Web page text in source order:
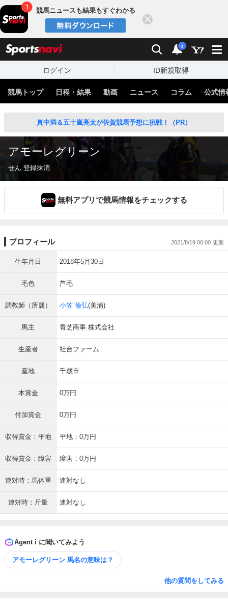
競馬ニュースも結果もすぐわかる
検索 通知
i
ログイン ID新規取得
競馬トップ 日程・結果 動画 ニュース コラム 公式情
真中満＆五十嵐亮太が佐賀競馬予想に挑戦！（PR）
アモーレグリーン
せん 登録抹消
無料アプリで競馬情報をチェックする
プロフィール 2021/8/19 00:00
生年月日 2018年5月30日
毛色 芦毛
調教師（所属） 小笠 倫弘(美浦)
馬主 青芝商事 株式会社
生産者 社台ファーム
産地 千歳市
本賞金 0万円
付加賞金 0万円
収得賞金：平地 平地：0万円
収得賞金：障害 障害：0万円
連対時：馬体重 連対なし
連対時：斤量 連対なし
Agent i に聞いてみよう
アモーレグリーン 馬名の意味は？
他の質問をしてみる